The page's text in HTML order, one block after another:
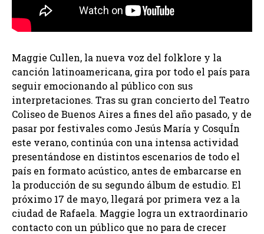
Maggie Cullen, la nueva voz del folklore y la
canción latinoamericana, gira por todo el país para
seguir emocionando al público con sus
interpretaciones. Tras su gran concierto del Teatro
Coliseo de Buenos Aires a fines del año pasado, y de
pasar por festivales como Jesús María y CosquÍn
este verano, continúa con una intensa actividad
presentándose en distintos escenarios de todo el
país en formato acústico, antes de embarcarse en
la producción de su segundo álbum de estudio. El
próximo 17 de mayo, llegará por primera vez a la
ciudad de Rafaela. Maggie logra un extraordinario
contacto con un público que no para de crecer